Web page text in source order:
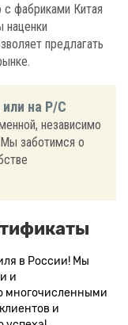
фабриками Китая
наценки
предлагать
или на Р/С
независимо
заботимся о
в России! Мы
и
многочисленными
и